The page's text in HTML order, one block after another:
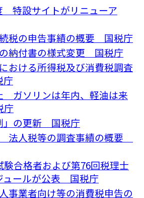
特設サイトがリニューア
税の申告事績の概要 国税庁
納付書の様式変更 国税庁
おける所得税及び消費税調査
庁
ガソリンは年内、軽油は来
庁
」の更新 国税庁
法人税等の調査事績の概要
験合格者および第76回税理士
ュールが公表 国税庁
事業者向け等の消費税申告の